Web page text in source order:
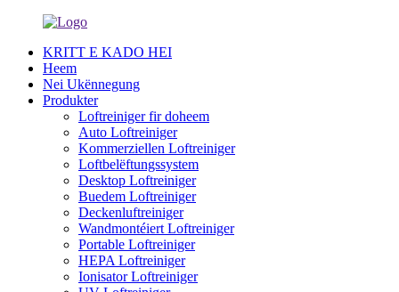
KRITT E KADO HEI
Heem
Nei Ukënnegung
Produkter
Loftreiniger fir doheem
Auto Loftreiniger
Kommerziellen Loftreiniger
Loftbelëftungssystem
Desktop Loftreiniger
Buedem Loftreiniger
Deckenluftreiniger
Wandmontéiert Loftreiniger
Portable Loftreiniger
HEPA Loftreiniger
Ionisator Loftreiniger